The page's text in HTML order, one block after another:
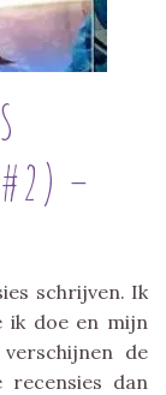
#2) –
schrijven. Ik
ik doe en mijn
de
dan